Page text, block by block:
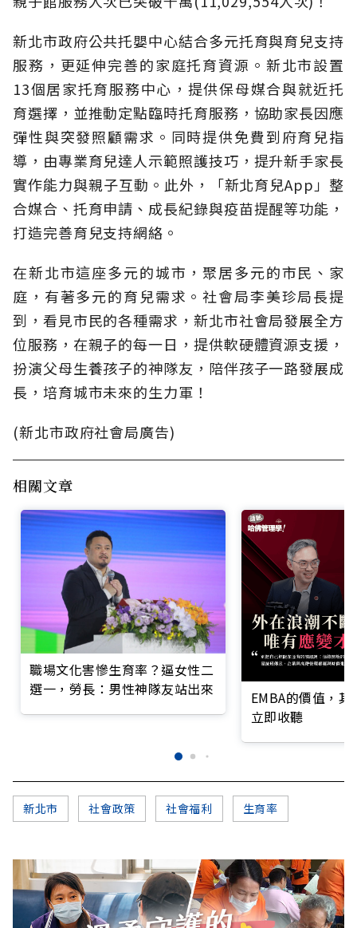
新北市政府公共托嬰中心結合多元托育與育兒支持
服務，更延伸完善的家庭托育資源。新北市設置
13個居家托育服務中心，提供保母媒合與就近托
育選擇，並推動定點臨時托育服務，協助家長因應
彈性與突發照顧需求。同時提供免費到府育兒指
導，由專業育兒達人示範照護技巧，提升新手家長
實作能力與親子互動。此外，「新北育兒App」整
合媒合、托育申請、成長紀錄與疫苗提醒等功能，
打造完善育兒支持網絡。
在新北市這座多元的城市，聚居多元的市民、家
庭，有著多元的育兒需求。社會局李美珍局長提
到，看見市民的各種需求，新北市社會局發展全方
位服務，在親子的每一日，提供軟硬體資源支援，
扮演父母生養孩子的神隊友，陪伴孩子一路發展成
長，培育城市未來的生力軍！
(新北市政府社會局廣告)
相關文章
職場文化害慘生育率？逼女性二
選一，勞長：男性神隊友站出來
EMBA的價值，
立即收聽
新北市 社會政策 社會福利 生育率